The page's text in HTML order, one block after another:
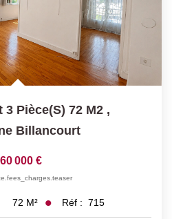
3 Pièce(s) 72 M2 ,
Billancourt
000 €
72 M² Réf : 715